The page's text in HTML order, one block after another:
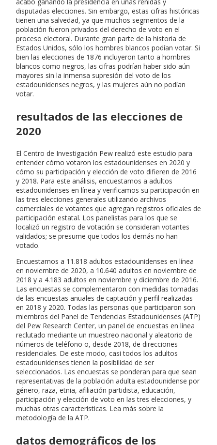
disputadas elecciones. Sin embargo, estas cifras históricas
tienen una salvedad, ya que muchos segmentos de la
población fueron privados del derecho de voto en el
proceso electoral. Durante gran parte de la historia de
Estados Unidos, sólo los hombres blancos podían votar. Si
bien las elecciones de 1876 incluyeron tanto a hombres
blancos como negros, las cifras podrían haber sido aún
mayores sin la inmensa supresión del voto de los
estadounidenses negros, y las mujeres aún no podían
votar.
resultados de las elecciones de
2020
El Centro de Investigación Pew realizó este estudio para
entender cómo votaron los estadounidenses en 2020 y
cómo su participación y elección de voto difieren de 2016
y 2018. Para este análisis, encuestamos a adultos
estadounidenses en línea y verificamos su participación en
las tres elecciones generales utilizando archivos
comerciales de votantes que agregan registros oficiales de
participación estatal. Los panelistas para los que se
localizó un registro de votación se consideran votantes
validados; se presume que todos los demás no han
votado.
Encuestamos a 11.818 adultos estadounidenses en línea
en noviembre de 2020, a 10.640 adultos en noviembre de
2018 y a 4.183 adultos en noviembre y diciembre de 2016.
Las encuestas se complementaron con medidas tomadas
de las encuestas anuales de captación y perfil realizadas
en 2018 y 2020. Todas las personas que participaron son
miembros del Panel de Tendencias Estadounidenses (ATP)
del Pew Research Center, un panel de encuestas en línea
reclutado mediante un muestreo nacional y aleatorio de
números de teléfono o, desde 2018, de direcciones
residenciales. De este modo, casi todos los adultos
estadounidenses tienen la posibilidad de ser
seleccionados. Las encuestas se ponderan para que sean
representativas de la población adulta estadounidense por
género, raza, etnia, afiliación partidista, educación,
participación y elección de voto en las tres elecciones, y
muchas otras características. Lea más sobre la
metodología de la ATP.
datos demográficos de los